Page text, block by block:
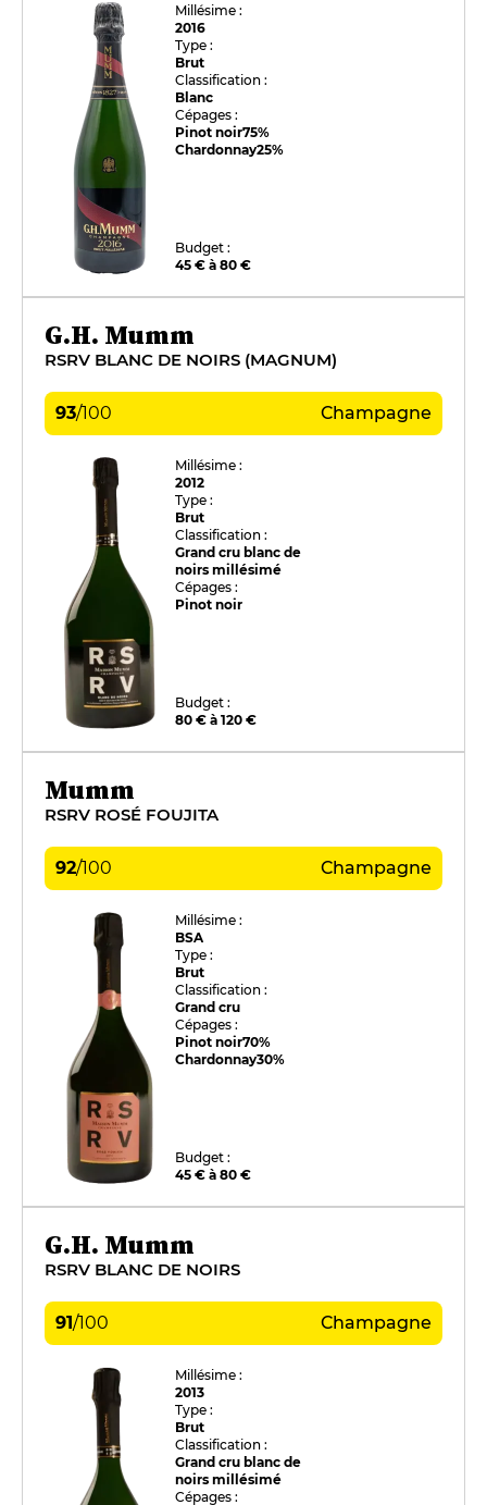
Millésime :
2016
Type :
Brut
Classification :
Blanc
Cépages :
Pinot noir75%
Chardonnay25%
Budget :
45 € à 80 €
G.H. Mumm
RSRV BLANC DE NOIRS (MAGNUM)
93/100 Champagne
Millésime :
2012
Type :
Brut
Classification :
Grand cru blanc de
noirs millésimé
Cépages :
Pinot noir
Budget :
80 € à 120 €
Mumm
RSRV ROSÉ FOUJITA
92/100 Champagne
Millésime :
BSA
Type :
Brut
Classification :
Grand cru
Cépages :
Pinot noir70%
Chardonnay30%
Budget :
45 € à 80 €
G.H. Mumm
RSRV BLANC DE NOIRS
91/100 Champagne
Millésime :
2013
Type :
Brut
Classification :
Grand cru blanc de
noirs millésimé
Cépages :